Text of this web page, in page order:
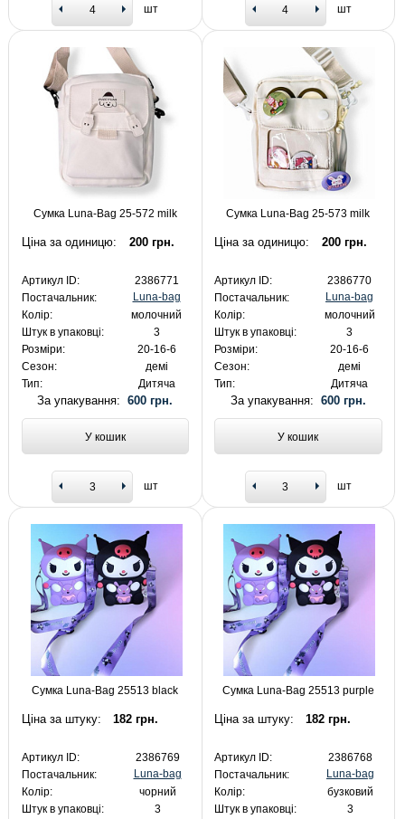
шт шт
Сумка Luna-Bag 25-572 milk
Ціна за одиницю: 200 грн.
Артикул ID:
2386771
Постачальник:
Luna-bag
Колір:
молочний
Штук в упаковці:
3
Розміри:
20-16-6
Сезон:
демі
Тип:
Дитяча
За упакування:600 грн.
У кошик
шт
Сумка Luna-Bag 25-573 milk
Ціна за одиницю: 200 грн.
Артикул ID:
2386770
Постачальник:
Luna-bag
Колір:
молочний
Штук в упаковці:
3
Розміри:
20-16-6
Сезон:
демі
Тип:
Дитяча
За упакування: 600 грн.
У кошик
шт
Сумка Luna-Bag 25513 black
Ціна за штуку: 182 грн.
Артикул ID:
2386769
Постачальник:
Luna-bag
Колір:
чорний
Штук в упаковці:
3
Сумка Luna-Bag 25513 purple
Ціна за штуку: 182 грн.
Артикул ID:
2386768
Постачальник:
Luna-bag
Колір:
бузковий
Штук в упаковці:
3